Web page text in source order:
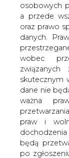
osobowych
a przede
oraz prawo
danych.
wobec
skutecznym
dane nie
ważna
praw i
będą
po
W
w sprawie
Konkurs na
nadzorcza
dziennika
ustaliła, że
tygodniu i w
ostateczną